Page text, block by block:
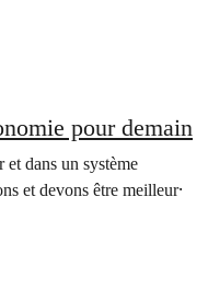
pour demain
dans un système
et devons être meilleur⸱